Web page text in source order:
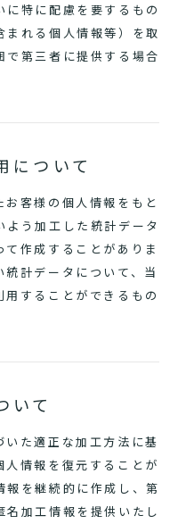
特に配慮を要するもの
まれる個人情報等）を取
第三者に提供する場合
について
客様の個人情報をもと
よう加工した統計データ
作成することがありま
計データについて、当
することができるもの
いて
た適正な加工方法に基
情報を復元することが
報を継続的に作成し、第
名加工情報を提供いたし